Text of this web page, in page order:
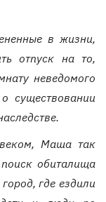
в жизни,
отпуск на то,
неведомого
существовании
Маша так
обиталища
где ездили